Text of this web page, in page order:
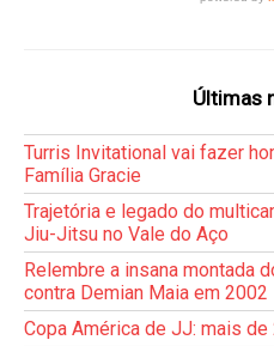
Últimas
Turris Invitational vai fazer
Família Gracie
Trajetória e legado do
Jiu-Jitsu no Vale do Aço
Relembre a insana montada
contra Demian Maia em 2002
Copa América de JJ: mais